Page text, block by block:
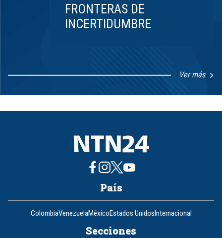
FRONTERAS DE
INCERTIDUMBRE
Ver más
1
8
País
ColombiaVenezuelaMéxicoEstados UnidosInternacional
Secciones